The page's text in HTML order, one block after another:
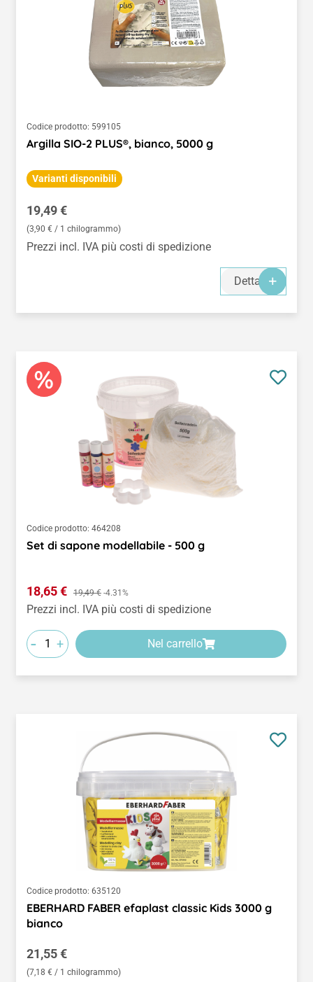
Codice prodotto: 599105
Argilla SIO-2 PLUS®, bianco, 5000 g
Varianti disponibili
Prezzo normale:
19,49 €
(3,90 € / 1 chilogrammo)
Prezzi incl. IVA più costi di spedizione
Dettagli
Codice prodotto: 464208
Set di sapone modellabile - 500 g
Prezzo di vendita:
18,65 € Prezzo normale:
19,49 € -4.31%
Prezzi incl. IVA più costi di spedizione
- + Nel carrello
Codice prodotto: 635120
EBERHARD FABER efaplast classic Kids 3000 g
bianco
Prezzo normale:
21,55 €
(7,18 € / 1 chilogrammo)